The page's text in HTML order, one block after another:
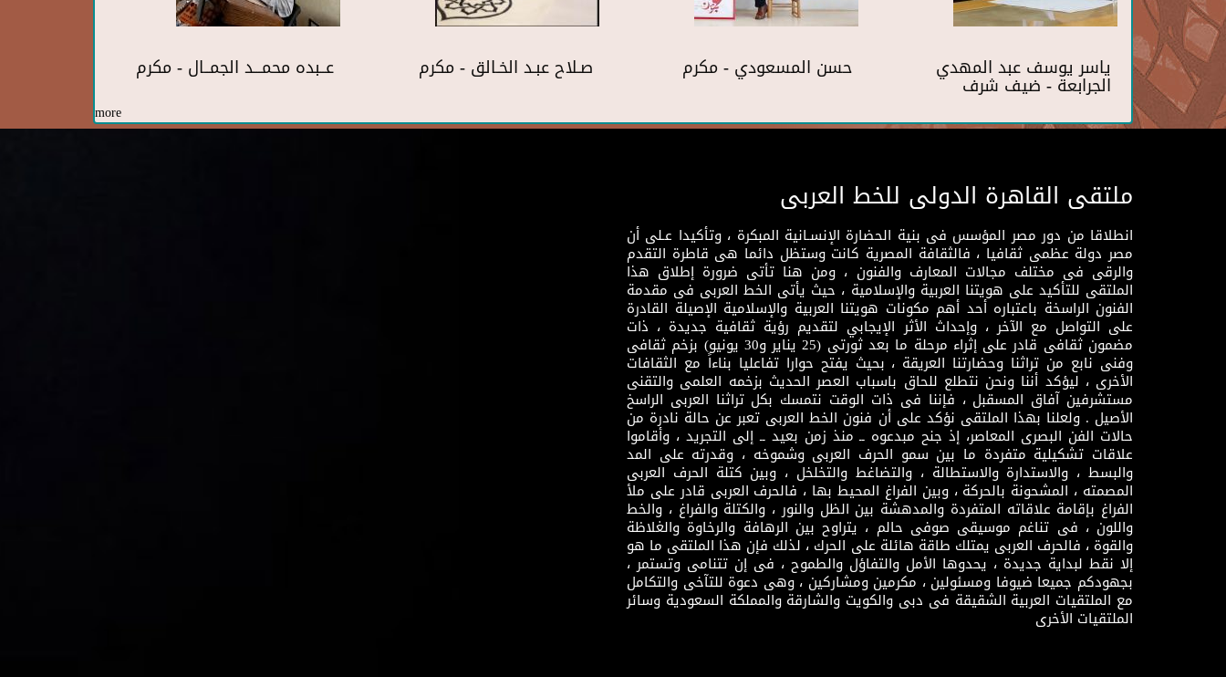
عــبده محمـــد الجمــال - مكرم صـلاح عبـد الخـالق - مكرم حسن المسعودي - مكرم ياسر يوسف عبد المهدي
الجرابعة - ضيف شرف
more
ملتقى القاهرة الدولى للخط العربى
انطلاقا من دور مصر المؤسس فى بنية الحضارة الإنسـانية المبكرة ، وتأكيدا عـلى أن
مصر دولة عظمى ثقافيا ، فالثقافة المصرية كانت وستظل دائما هى قاطرة التقدم
والرقى فى مختلف مجالات المعارف والفنون ، ومن هنا تأتى ضرورة إطلاق هذا
الملتقى للتأكيد على هويتنا العربية والإسلامية ، حيث يأتى الخط العربى فى مقدمة
الفنون الراسخة باعتباره أحد أهم مكونات هويتنا العربية والإسلامية الإصيلة القادرة
على التواصل مع الآخر ، وإحداث الأثر الإيجابي لتقديم رؤية ثقافية جديدة ، ذات
مضمون ثقافى قادر على إثراء مرحلة ما بعد ثورتى (25 يناير و30 يونيو) بزخم ثقافى
وفنى نابع من تراثنا وحضارتنا العريقة ، بحيث يفتح حوارا تفاعليا بناءاً مع الثقافات
الأخرى ، ليؤكد أننا ونحن نتطلع للحاق باسباب العصر الحديث بزخمه العلمى والتقنى
مستشرفين آفاق المسقبل ، فإننا فى ذات الوقت نتمسك بكل تراثنا العربى الراسخ
الأصيل . ولعلنا بهذا الملتقى نؤكد على أن فنون الخط العربى تعبر عن حالة نادرة من
حالات الفن البصرى المعاصر، إذ جنح مبدعوه ــ منذ زمن بعيد ــ إلى التجريد ، وأقاموا
علاقات تشكيلية متفردة ما بين سمو الحرف العربى وشموخه ، وقدرته على المد
والبسط ، والاستدارة والاستطالة ، والتضاغط والتخلخل ، وبين كتلة الحرف العربى
المصمته ، المشحونة بالحركة ، وبين الفراغ المحيط بها ، فالحرف العربى قادر على ملأ
الفراغ بإقامة علاقاته المتفردة والمدهشة بين الظل والنور ، والكتلة والفراغ ، والخط
واللون ، فى تناغم موسيقى صوفى حالم ، يتراوح بين الرهافة والرخاوة والغلاظة
والقوة ، فالحرف العربى يمتلك طاقة هائلة على الحرك ، لذلك فإن هذا الملتقى ما هو
إلا نقط لبداية جديدة ، يحدوها الأمل والتفاؤل والطموح ، فى إن تتنامى وتستمر ،
بجهودكم جميعا ضيوفا ومسئولين ، مكرمين ومشاركين ، وهى دعوة للتآخى والتكامل
مع الملتقيات العربية الشقيقة فى دبى والكويت والشارقة والمملكة السعودية وسائر
الملتقيات الأخرى